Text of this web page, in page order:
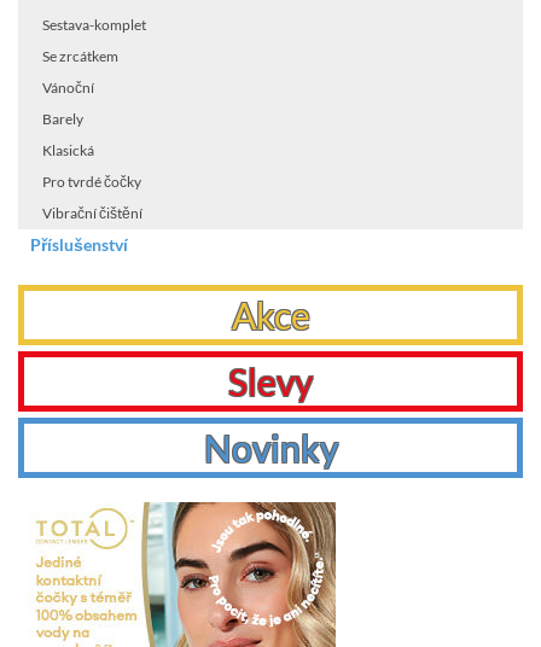
Sestava-komplet
Se zrcátkem
Vánoční
Barely
Klasická
Pro tvrdé čočky
Vibrační čištění
Příslušenství
Akce
Slevy
Novinky